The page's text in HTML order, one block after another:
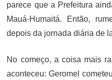
parece que a Prefeitura
Mauá-Humaitá. Então,
depois da jornada diária de
No começo, a coisa mais
aconteceu: Geromel